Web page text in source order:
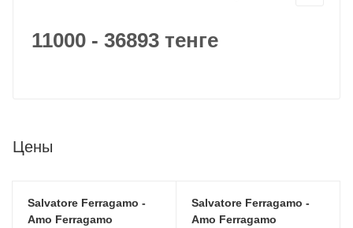
11000 - 36893 тенге
Цены
Salvatore Ferragamo -
Amo Ferragamo
Salvatore Ferragamo -
Amo Ferragamo